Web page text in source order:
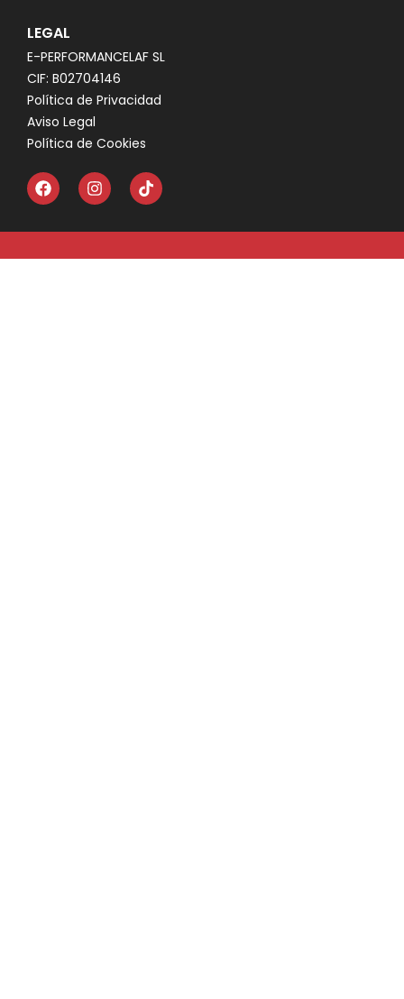
LEGAL
E-PERFORMANCELAF SL
CIF: B02704146
Política de Privacidad
Aviso Legal
Política de Cookies